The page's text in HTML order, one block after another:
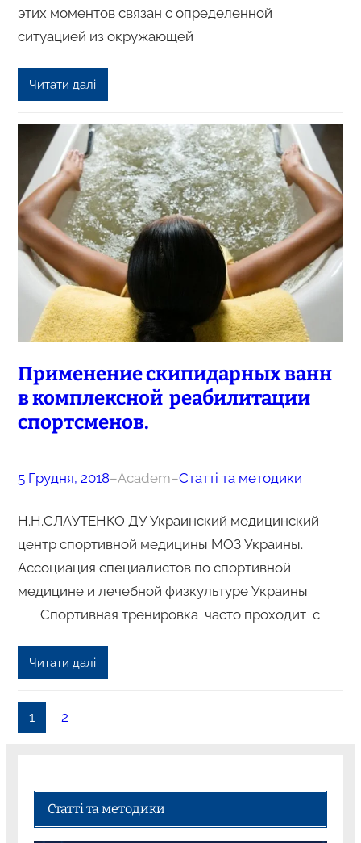
этих моментов связан с определенной
ситуацией из окружающей
Читати далі
Применение скипидарных ванн
в комплексной реабилитации
спортсменов.
5 Грудня, 2018–Academ–Статті та методики
Н.Н.СЛАУТЕНКО ДУ Украинский медицинский
центр спортивной медицины МОЗ Украины.
Ассоциация специалистов по спортивной
медицине и лечебной физкультуре Украины
Спортивная тренировка часто проходит с
Читати далі
1 2
Статті та методики